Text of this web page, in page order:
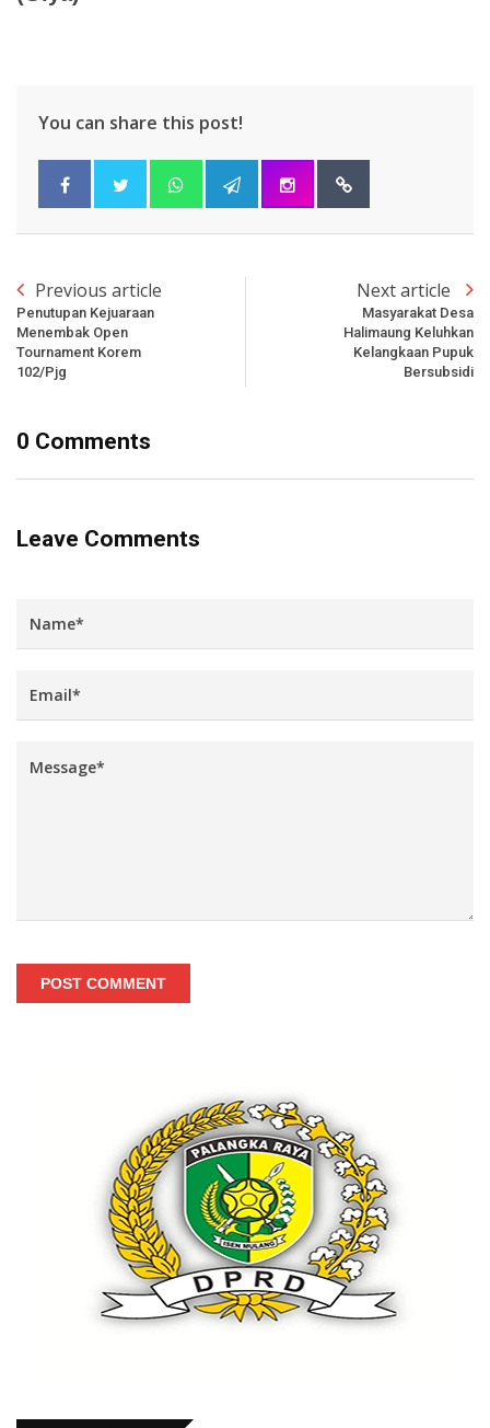
You can share this post!
Previous article
Penutupan Kejuaraan
Menembak Open
Tournament Korem
102/Pjg
Next article
Masyarakat Desa
Halimaung Keluhkan
Kelangkaan Pupuk
Bersubsidi
0 Comments
Leave Comments
POST COMMENT